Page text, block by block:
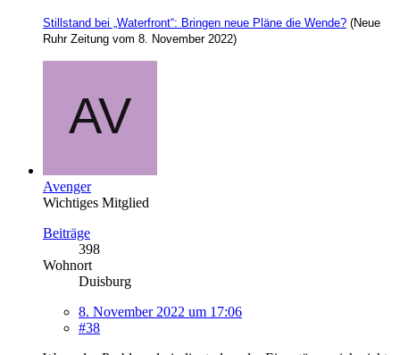
Stillstand bei „Waterfront“: Bringen neue Pläne die Wende? (Neue
Ruhr Zeitung vom 8. November 2022)
Avenger
Wichtiges Mitglied
Beiträge
398
Wohnort
Duisburg
8. November 2022 um 17:06
#38